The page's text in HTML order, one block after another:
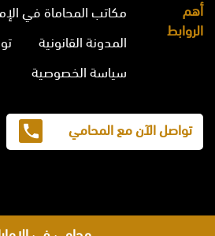
أهم
الروابط
مكاتب المحاماة في
المدونة القانونية
سياسة الخصوصية
تواصل الآن مع المحامي